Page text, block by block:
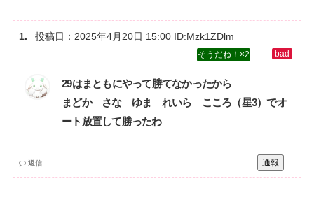
投稿日： 2025年4月20日 15:00 ID:Mzk1ZDlm
2
29はまともにやって勝てなかったから‌
まどか さな ゆま れいら こころ（星3）でオ
ート放置して勝ったわ
通報
返信